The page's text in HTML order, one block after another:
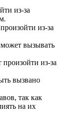
из-за
из-за
вызывать
из-за
вызвано
так как
на их